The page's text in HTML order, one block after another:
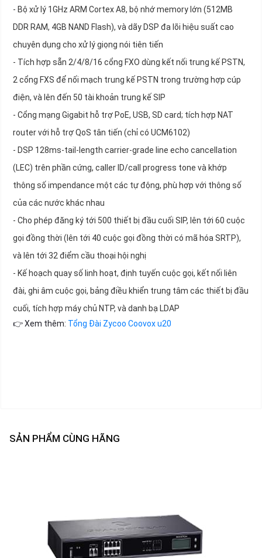
- Bộ xử lý 1GHz ARM Cortex A8, bộ nhớ memory lớn (512MB
DDR RAM, 4GB NAND Flash), và dãy DSP đa lõi hiệu suất cao
chuyên dụng cho xử lý giọng nói tiên tiến
- Tích hợp sẵn 2/4/8/16 cổng FXO dùng kết nối trung kế PSTN,
2 cổng FXS để nối mạch trung kế PSTN trong trường hợp cúp
điện, và lên đến 50 tài khoản trung kế SIP
- Cổng mạng Gigabit hỗ trợ PoE, USB, SD card; tích hợp NAT
router với hỗ trợ QoS tân tiến (chỉ có UCM6102)
- DSP 128ms-tail-length carrier-grade line echo cancellation
(LEC) trên phần cứng, caller ID/call progress tone và khớp
thông số impendance một các tự động, phù hợp với thông số
của các nước khác nhau
- Cho phép đăng ký tới 500 thiết bị đầu cuối SIP, lên tới 60 cuộc
gọi đồng thời (lên tới 40 cuộc gọi đồng thời có mã hóa SRTP),
và lên tới 32 điểm cầu thoại hội nghị
- Kế hoạch quay số linh hoạt, định tuyến cuộc gọi, kết nối liên
đài, ghi âm cuộc gọi, bảng điều khiển trung tâm các thiết bị đầu
cuối, tích hợp máy chủ NTP, và danh bạ LDAP
👉 Xem thêm: Tổng Đài Zycoo Coovox u20
SẢN PHẨM CÙNG HÃNG